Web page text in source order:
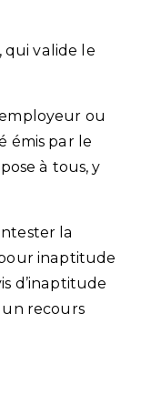
qui valide le
ou
émis par le
à tous, y
la
inaptitude
d’inaptitude
un recours